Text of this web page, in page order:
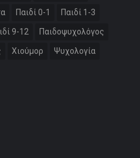
Παιδί 0-1 Παιδί 1-3
9-12 Παιδοψυχολόγος
Χιούμορ Ψυχολογία